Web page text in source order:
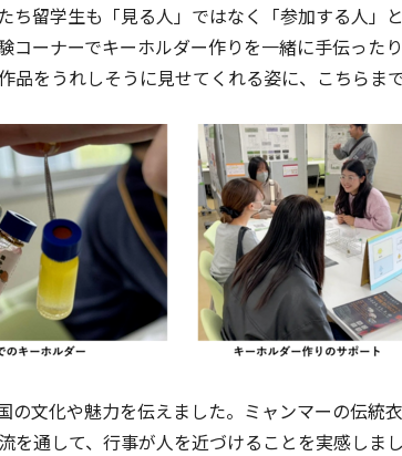
ち留学生も「見る人」ではなく「参加する人」
コーナーでキーホルダー作りを一緒に手伝った
をうれしそうに見せてくれる姿に、こちらま
文化や魅力を伝えました。ミャンマーの伝統衣
通して、行事が人を近づけることを実感しまし